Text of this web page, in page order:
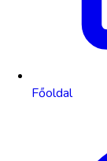
Főoldal